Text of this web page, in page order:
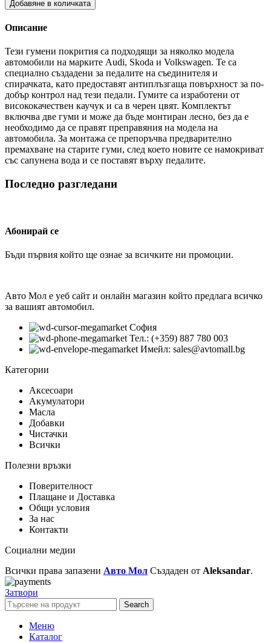
Добавяне в количката
Описание
Тези гумени покрития са подходящи за няколко модела
автомобили на марките Audi, Skoda и Volkswagen. Те са
специално създадени за педалите на съединителя и
спирачката, като предоставят антиплъзгаща повърхност за по-
добър контрол над тези педали. Гумите са изработени от
висококачествен каучук и са в черен цвят. Комплектът
включва две гуми и може да бъде монтиран лесно, без да е
необходимо да се правят преправяния на модела на
автомобила. За монтажа се препоръчва предварително
премахване на старите гуми, след което новите се намокриват
със сапунена вода и се поставят върху педалите.
Последно разгледани
Абонирай се
Бъди първия който ще ознае за всичките ни промоции.
Авто Мол е уеб сайт и онлайн магазин който предлага всичко
за вашият автомобил.
София
Тел.: (+359) 887 780 003
Имейл: sales@avtomall.bg
Категории
Аксесоари
Акумулатори
Масла
Добавки
Чистачки
Всички
Полезни връзки
Поверителност
Плащане и Доставка
Общи условия
За нас
Контакти
Социални медии
Всички права запазени Авто Мол Създаден от Aleksandar.
Затвори
Search
Меню
Каталог